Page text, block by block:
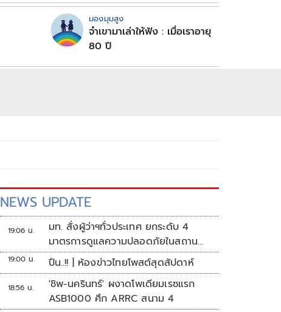
มองมุมสูง
จำเขามาเล่าให้ฟัง : เมื่อเราอายุ
80 ปี
NEWS UPDATE
19:06 น.
มท. สั่งผู้ว่าฯทั่วประเทศ ยกระดับ 4
มาตรการดูแลความปลอดภัยในสถาน
ศึกษา
19:00 น. ปืน..!! | ห้องข่าวไทยโพสต์สุดสัปดาห์
18:56 น.
'ชิพ-นครินทร์' ผงาดโพเดียมเรซแรก
ASB1000 ศึก ARRC สนาม 4